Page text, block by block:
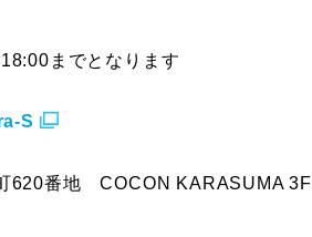
までとなります
S
620番地 COCON KARASUMA 3F